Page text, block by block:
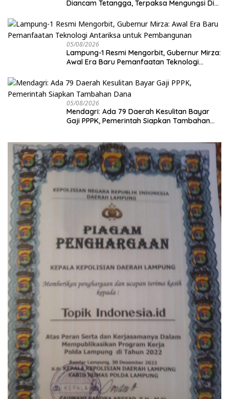
Diancam Tetangga, Terpaksa Mengungsi Dini
05/08/2026
Lampung-1 Resmi Mengorbit, Gubernur Mirza:
Awal Era Baru Pemanfaatan Teknologi
05/08/2026
Mendagri: Ada 79 Daerah Kesulitan Bayar
Gaji PPPK, Pemerintah Siapkan Tambahan